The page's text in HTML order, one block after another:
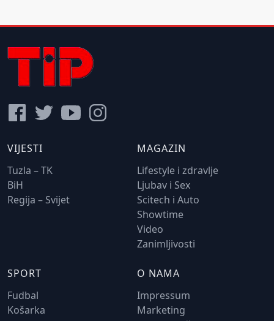
VIJESTI
Tuzla – TK
BiH
Regija – Svijet
MAGAZIN
Lifestyle i zdravlje
Ljubav i Sex
Scitech i Auto
Showtime
Video
Zanimljivosti
SPORT
Fudbal
Košarka
O NAMA
Impressum
Marketing